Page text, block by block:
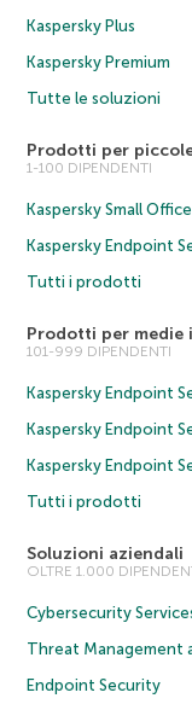
Kaspersky Plus
Kaspersky Premium
Tutte le soluzioni
Prodotti per
1-100 DIPENDENTI
Kaspersky Small
Kaspersky Endpoint
Tutti i prodotti
Prodotti per medie
101-999 DIPENDENTI
Kaspersky Endpoint
Kaspersky Endpoint
Kaspersky Endpoint
Tutti i prodotti
Soluzioni aziendali
OLTRE 1.000
Cybersecurity
Threat Management
Endpoint Security